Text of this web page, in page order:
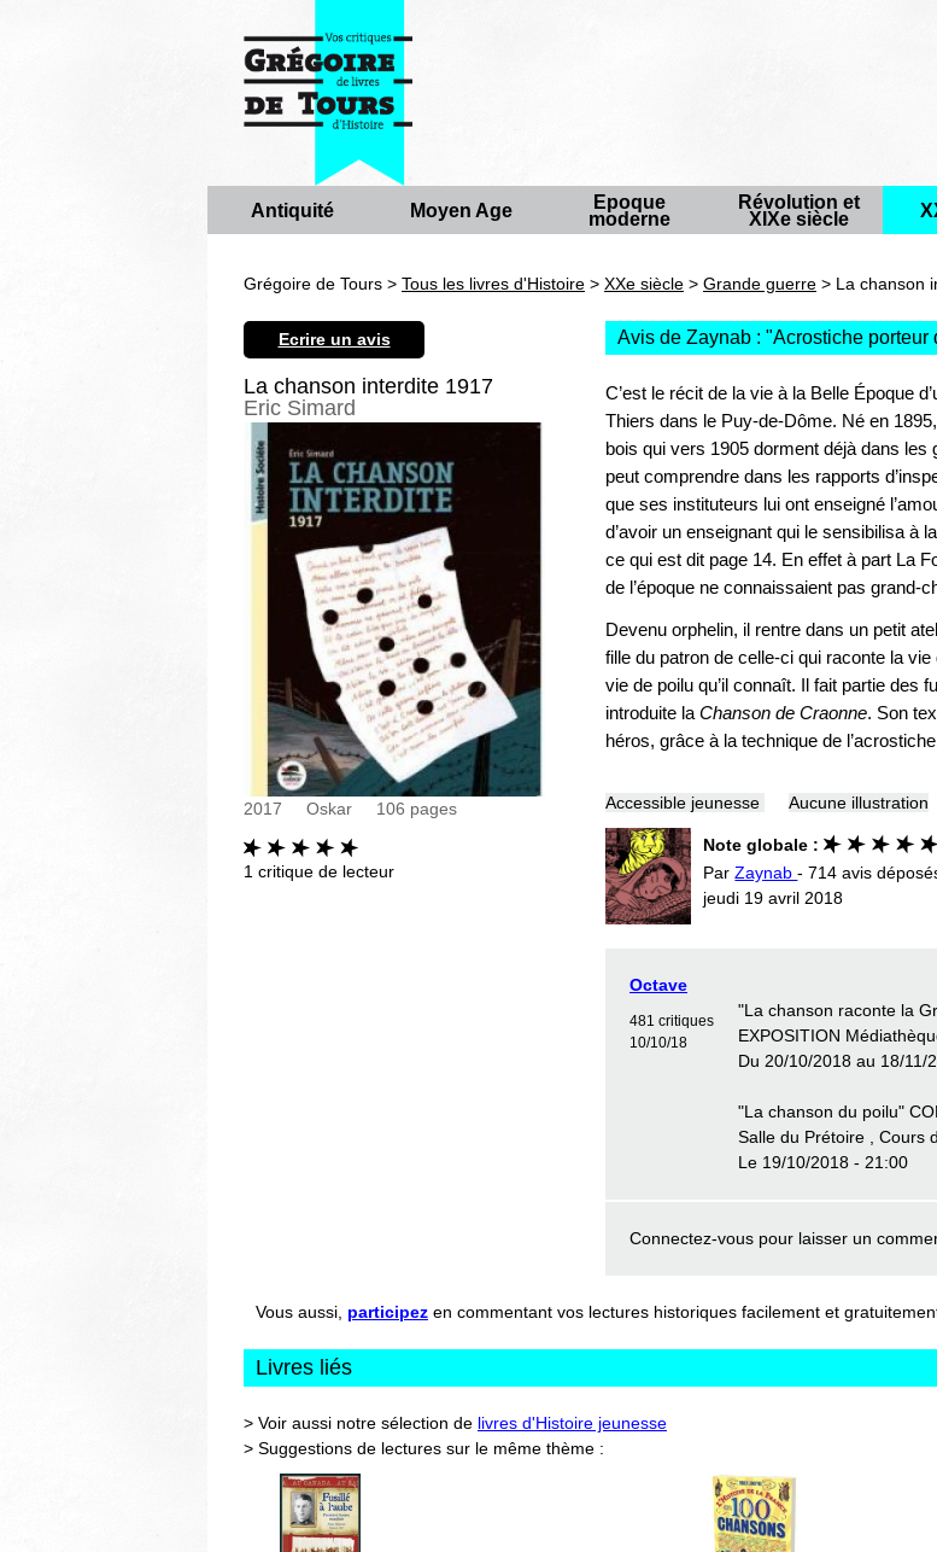
Antiquité Moyen Age
Epoque
moderne
Révolution et
XIXe siècle
Grégoire de Tours > Tous les livres d'Histoire > XXe siècle > Grande guerre > La chanson
Ecrire un avis
La chanson interdite 1917
Eric Simard
2017 Oskar 106 pages
1 critique de lecteur
Avis de Zaynab : "Acrostiche porteur
C’est le récit de la vie à la Belle Époque
Thiers dans le Puy-de-Dôme. Né en
bois qui vers 1905 dorment déjà dans les
peut comprendre dans les rapports
que ses instituteurs lui ont enseigné
d’avoir un enseignant qui le sensibilisa à
ce qui est dit page 14. En effet à part La
de l’époque ne connaissaient pas grand-
Devenu orphelin, il rentre dans un petit
fille du patron de celle-ci qui raconte la
vie de poilu qu’il connaît. Il fait partie des
introduite la Chanson de Craonne. Son
héros, grâce à la technique de
Accessible jeunesse Aucune illustration
Note globale :
ParZaynab- 714 avis
jeudi 19 avril 2018
Octave
481 critiques
10/10/18
"La chanson raconte la
EXPOSITION
Du 20/10/2018 au 18/11/
"La chanson du poilu"
Salle du Prétoire , Cours
Le 19/10/2018 - 21:00
Connectez-vous pour laisser un
Vous aussi, participez en commentant vos lectures historiques facilement et
Livres liés
> Voir aussi notre sélection de livres d'Histoire jeunesse
> Suggestions de lectures sur le même thème :